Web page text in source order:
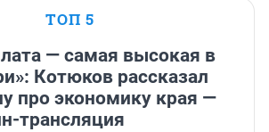
ТОП 5
— самая высокая в
Котюков рассказал
про экономику края —
трансляция